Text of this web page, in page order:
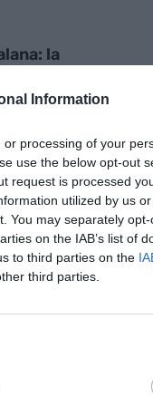
Information
processing of your
use the below opt-out
request is processed
utilized by us
You may separately
on the IAB’s list of
to third parties on the
third parties.
la
el
es
inversores
con